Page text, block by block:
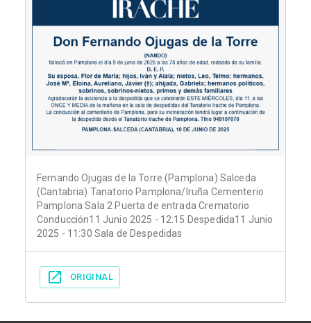
Fernando Ojugas de la Torre (Pamplona) Salceda
(Cantabria) Tanatorio Pamplona/Iruña Cementerio
Pamplona Sala 2 Puerta de entrada Crematorio
Conducción11 Junio 2025 - 12:15 Despedida11 Junio
2025 - 11:30 Sala de Despedidas
ORIGINAL